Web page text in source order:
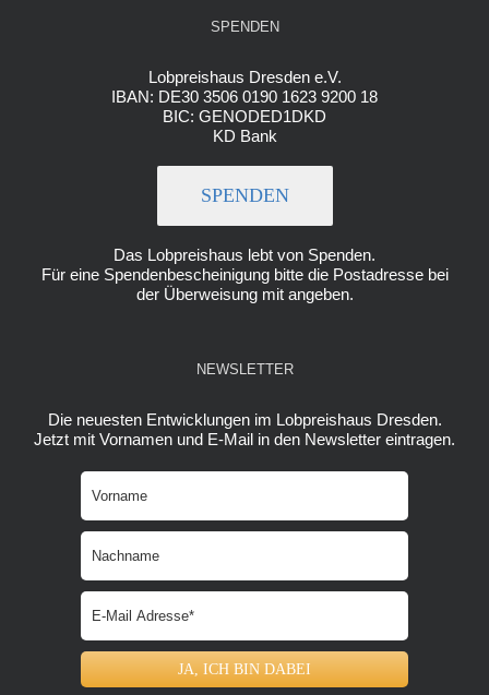
SPENDEN
Lobpreishaus Dresden e.V.
IBAN: DE30 3506 0190 1623 9200 18
BIC: GENODED1DKD
KD Bank
SPENDEN
Das Lobpreishaus lebt von Spenden.
Für eine Spendenbescheinigung bitte die Postadresse bei
der Überweisung mit angeben.
NEWSLETTER
Die neuesten Entwicklungen im Lobpreishaus Dresden.
Jetzt mit Vornamen und E-Mail in den Newsletter eintragen.